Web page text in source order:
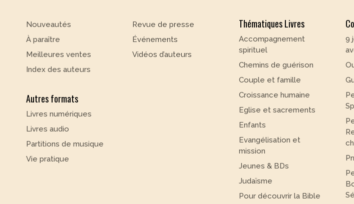
Nouveautés
À paraître
Meilleures ventes
Index des auteurs
Autres formats
Livres numériques
Livres audio
Partitions de musique
Vie pratique
Revue de presse
Événements
Vidéos d’auteurs
Thématiques Livres
Accompagnement
spirituel
Chemins de guérison
Couple et famille
Croissance humaine
Eglise et sacrements
Enfants
Evangélisation et
mission
Jeunes & BDs
Judaïsme
Pour découvrir la Bible
9